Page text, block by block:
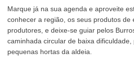
Marque já na sua agenda e aproveite
conhecer a região, os seus produtos de
produtores, e deixe-se guiar pelos
caminhada circular de baixa dificuldade,
pequenas hortas da aldeia.